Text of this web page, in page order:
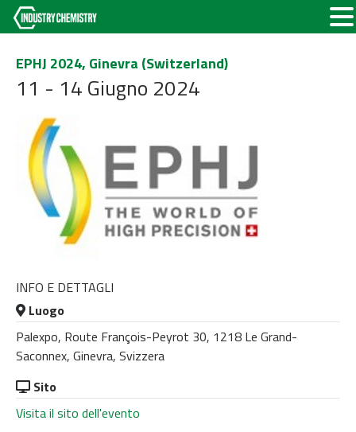
EPHJ 2024, Ginevra (Switzerland)
11 - 14 Giugno 2024
INFO E DETTAGLI
Luogo
Palexpo, Route François-Peyrot 30, 1218 Le Grand-
Saconnex, Ginevra, Svizzera
Sito
Visita il sito dell'evento